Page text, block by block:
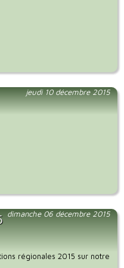
jeudi 10 décembre 2015
dimanche 06 décembre 2015
régionales 2015 sur notre